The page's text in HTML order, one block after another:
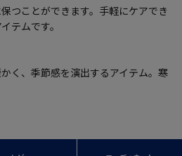
つことができます。手軽にケアでき
テムです。
く、季節感を演出するアイテム。寒